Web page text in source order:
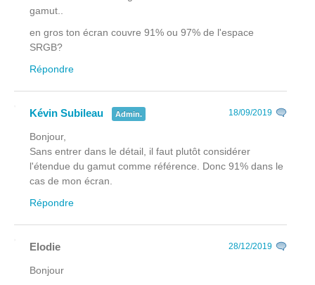
gamut..
en gros ton écran couvre 91% ou 97% de l'espace
SRGB?
Répondre
Kévin Subileau Admin. 18/09/2019
Bonjour,
Sans entrer dans le détail, il faut plutôt considérer
l'étendue du gamut comme référence. Donc 91% dans le
cas de mon écran.
Répondre
Elodie 28/12/2019
Bonjour